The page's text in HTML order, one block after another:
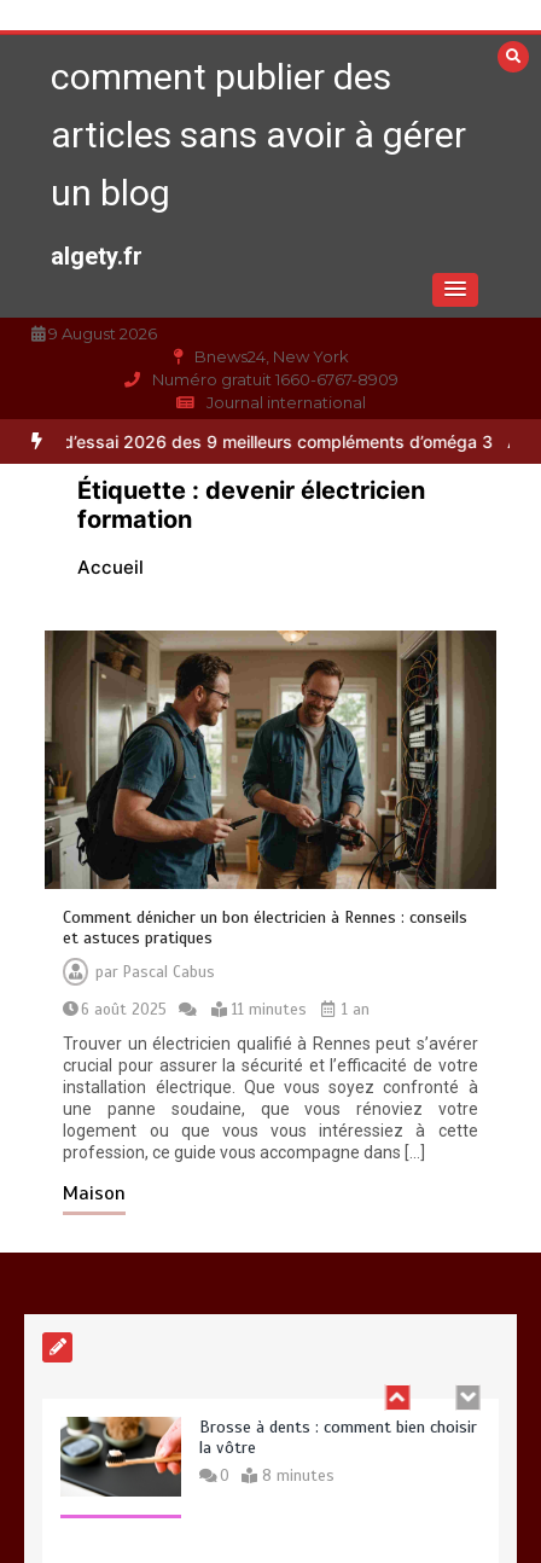
au
contenucomment publier des
articles sans avoir à gérer
un blog
algety.fr
9 August 2026
Bnews24, New York
Numéro gratuit 1660-6767-8909
Journal international
des 9 meilleurs compléments d’oméga 3 Alimentation
Étiquette : devenir électricien
formation
Accueil
Comment dénicher un bon électricien à Rennes : conseils
et astuces pratiques
par Pascal Cabus
6 août 2025
11 minutes
1 an
Trouver un électricien qualifié à Rennes peut s’avérer
crucial pour assurer la sécurité et l’efficacité de votre
installation électrique. Que vous soyez confronté à
une panne soudaine, que vous rénoviez votre
logement ou que vous vous intéressiez à cette
profession, ce guide vous accompagne dans […]
Maison
Vitalité au quotidien : découvrez notre
banc d’essai 2026 des 9 meilleurs
compléments d’oméga 3
0 24 minutes
sépare le bon de l’excellent
Alimentation équilibrée : ses bienfaits
Brosse à dents : comment bien choisir
la vôtre
0 8 minutes